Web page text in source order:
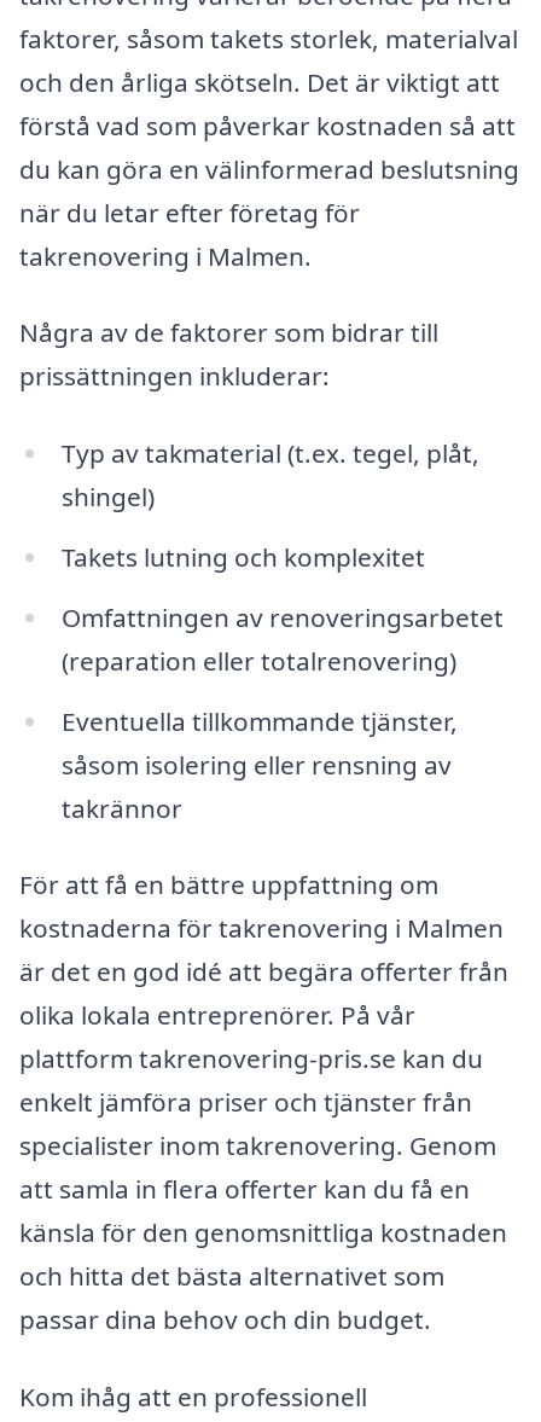
faktorer, såsom takets storlek, materialval
och den årliga skötseln. Det är viktigt att
förstå vad som påverkar kostnaden så att
du kan göra en välinformerad beslutsning
när du letar efter företag för
takrenovering i Malmen.
Några av de faktorer som bidrar till
prissättningen inkluderar:
Typ av takmaterial (t.ex. tegel, plåt,
shingel)
Takets lutning och komplexitet
Omfattningen av renoveringsarbetet
(reparation eller totalrenovering)
Eventuella tillkommande tjänster,
såsom isolering eller rensning av
takrännor
För att få en bättre uppfattning om
kostnaderna för takrenovering i Malmen
är det en god idé att begära offerter från
olika lokala entreprenörer. På vår
plattform takrenovering-pris.se kan du
enkelt jämföra priser och tjänster från
specialister inom takrenovering. Genom
att samla in flera offerter kan du få en
känsla för den genomsnittliga kostnaden
och hitta det bästa alternativet som
passar dina behov och din budget.
Kom ihåg att en professionell